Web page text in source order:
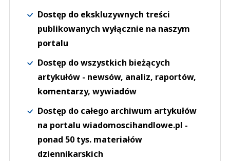
Dostęp do ekskluzywnych treści
publikowanych wyłącznie na naszym
portalu
Dostęp do wszystkich bieżących
artykułów - newsów, analiz, raportów,
komentarzy, wywiadów
Dostęp do całego archiwum artykułów
na portalu wiadomoscihandlowe.pl -
ponad 50 tys. materiałów
dziennikarskich